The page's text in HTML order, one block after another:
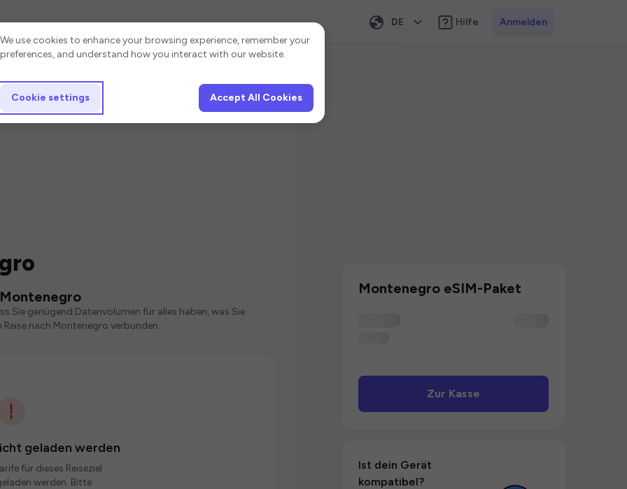
DE Hilfe Anmelden
Sie genügend Datenvolumen für alles haben, was Sie
nach Montenegro verbunden.
geladen werden
für dieses Reiseziel
werden. Bitte
Montenegro eSIM-Paket
Zur Kasse
Ist dein Gerät
kompatibel?
Cookie settings
We use cookies to enhance your browsing experience, remember your
preferences, and understand how you interact with our website.
Cookie settings Accept All Cookies